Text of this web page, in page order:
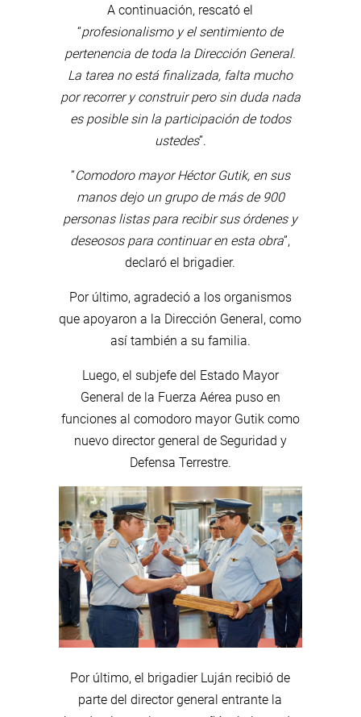
A continuación, rescató el
“profesionalismo y el sentimiento de
pertenencia de toda la Dirección General.
La tarea no está finalizada, falta mucho
por recorrer y construir pero sin duda nada
es posible sin la participación de todos
ustedes”.
“Comodoro mayor Héctor Gutik, en sus
manos dejo un grupo de más de 900
personas listas para recibir sus órdenes y
deseosos para continuar en esta obra”,
declaró el brigadier.
Por último, agradeció a los organismos
que apoyaron a la Dirección General, como
así también a su familia.
Luego, el subjefe del Estado Mayor
General de la Fuerza Aérea puso en
funciones al comodoro mayor Gutik como
nuevo director general de Seguridad y
Defensa Terrestre.
Por último, el brigadier Luján recibió de
parte del director general entrante la